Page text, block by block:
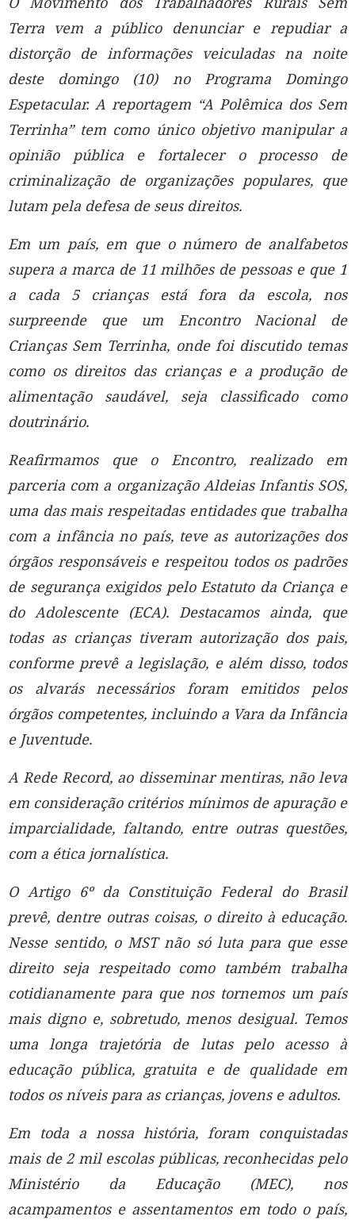
Terra vem a público denunciar e repudiar a
distorção de informações veiculadas na noite
deste domingo (10) no Programa Domingo
Espetacular. A reportagem “A Polêmica dos Sem
Terrinha” tem como único objetivo manipular a
opinião pública e fortalecer o processo de
criminalização de organizações populares, que
lutam pela defesa de seus direitos.
Em um país, em que o número de analfabetos
supera a marca de 11 milhões de pessoas e que 1
a cada 5 crianças está fora da escola, nos
surpreende que um Encontro Nacional de
Crianças Sem Terrinha, onde foi discutido temas
como os direitos das crianças e a produção de
alimentação saudável, seja classificado como
doutrinário.
Reafirmamos que o Encontro, realizado em
parceria com a organização Aldeias Infantis SOS,
uma das mais respeitadas entidades que trabalha
com a infância no país, teve as autorizações dos
órgãos responsáveis e respeitou todos os padrões
de segurança exigidos pelo Estatuto da Criança e
do Adolescente (ECA). Destacamos ainda, que
todas as crianças tiveram autorização dos pais,
conforme prevê a legislação, e além disso, todos
os alvarás necessários foram emitidos pelos
órgãos competentes, incluindo a Vara da Infância
e Juventude.
A Rede Record, ao disseminar mentiras, não leva
em consideração critérios mínimos de apuração e
imparcialidade, faltando, entre outras questões,
com a ética jornalística.
O Artigo 6º da Constituição Federal do Brasil
prevê, dentre outras coisas, o direito à educação.
Nesse sentido, o MST não só luta para que esse
direito seja respeitado como também trabalha
cotidianamente para que nos tornemos um país
mais digno e, sobretudo, menos desigual. Temos
uma longa trajetória de lutas pelo acesso à
educação pública, gratuita e de qualidade em
todos os níveis para as crianças, jovens e adultos.
Em toda a nossa história, foram conquistadas
mais de 2 mil escolas públicas, reconhecidas pelo
Ministério da Educação (MEC), nos
acampamentos e assentamentos em todo o país,